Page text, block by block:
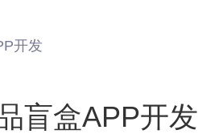
开发
盲盒APP开发